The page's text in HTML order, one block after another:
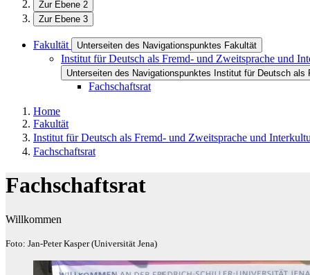
Zur Ebene 2
Zur Ebene 3
Fakultät Unterseiten des Navigationspunktes Fakultät
Institut für Deutsch als Fremd- und Zweitsprache und
Unterseiten des Navigationspunktes Institut für Deutsch
Fachschaftsrat
Home
Fakultät
Institut für Deutsch als Fremd- und Zweitsprache und
Fachschaftsrat
Fachschaftsrat
Willkommen
Foto: Jan-Peter Kasper (Universität Jena)